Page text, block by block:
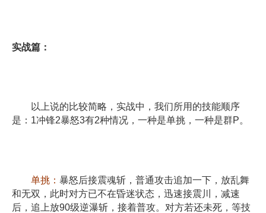
实战篇：
以上说的比较简略，实战中，我们所用的技能顺序
是：1冲锋2暴怒3有2种情况，一种是单挑，一种是群P。
单挑： 暴怒后接震魂斩，普通攻击追加一下，放乱舞
和无双，此时对方已不在昏迷状态，迅速接震川，减速
后，追上放90级逆瀑斩，接着普攻。对方若还未死，等技